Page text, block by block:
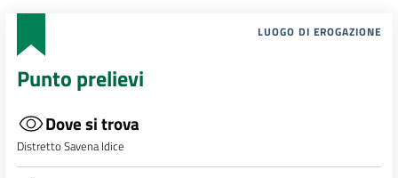
LUOGO DI EROGAZIONE
Punto prelievi
Dove si trova
Distretto Savena Idice